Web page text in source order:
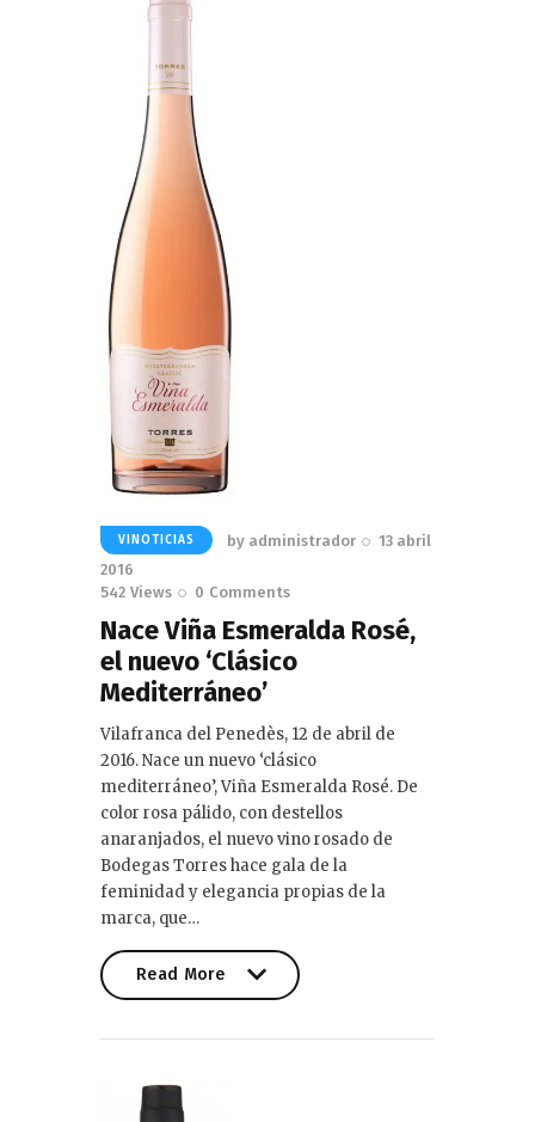
VINOTICIAS by administrador
13 abril
2016
542 Views 0 Comments
Nace Viña Esmeralda Rosé,
el nuevo ‘Clásico
Mediterráneo’
Vilafranca del Penedès, 12 de abril de
2016. Nace un nuevo ‘clásico
mediterráneo’, Viña Esmeralda Rosé. De
color rosa pálido, con destellos
anaranjados, el nuevo vino rosado de
Bodegas Torres hace gala de la
feminidad y elegancia propias de la
marca, que…
Read More